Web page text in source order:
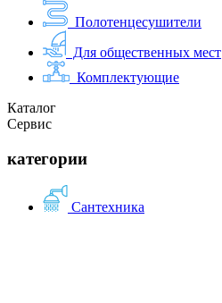
Полотенцесушители
Для общественных мест
Комплектующие
Каталог
Сервис
категории
Сантехника